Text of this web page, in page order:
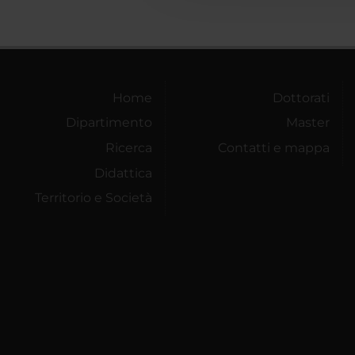
Home
Dipartimento
Ricerca
Didattica
Territorio e Società
Dottorati
Master
Contatti e mappa